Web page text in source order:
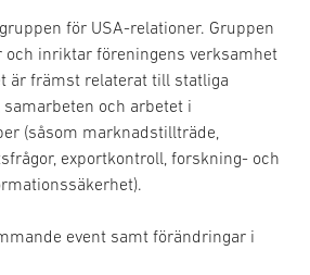
för USA-relationer. Gruppen
och inriktar föreningens verksamhet
är främst relaterat till statliga
och arbetet i
(såsom marknadstillträde,
exportkontroll, forskning- och
event samt förändringar i